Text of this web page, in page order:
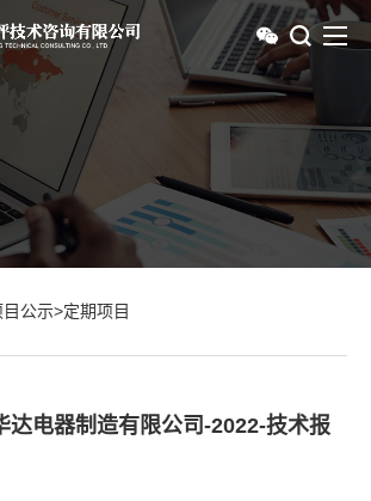
目公示>定期项目
达电器制造有限公司-2022-技术报